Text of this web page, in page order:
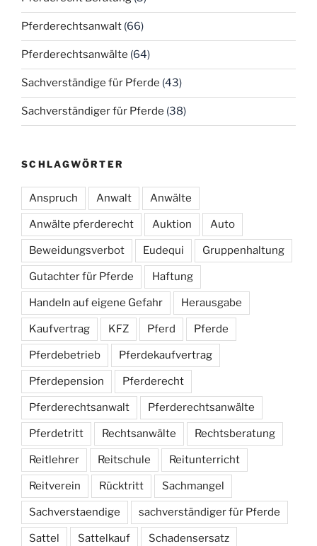
Pferderechtsanwalt (66)
Pferderechtsanwälte (64)
Sachverständige für Pferde (43)
Sachverständiger für Pferde (38)
SCHLAGWÖRTER
Anspruch Anwalt Anwälte
Anwälte pferderecht Auktion Auto
Beweidungsverbot Eudequi Gruppenhaltung
Gutachter für Pferde Haftung
Handeln auf eigene Gefahr Herausgabe
Kaufvertrag KFZ Pferd Pferde
Pferdebetrieb Pferdekaufvertrag
Pferdepension Pferderecht
Pferderechtsanwalt Pferderechtsanwälte
Pferdetritt Rechtsanwälte Rechtsberatung
Reitlehrer Reitschule Reitunterricht
Reitverein Rücktritt Sachmangel
Sachverstaendige sachverständiger für Pferde
Sattel Sattelkauf Schadensersatz